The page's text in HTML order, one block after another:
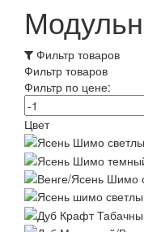
Фильтр товаров
Фильтр товаров
Фильтр по цене:
Цвет